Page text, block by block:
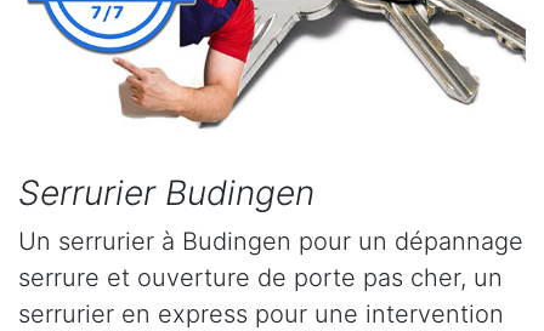
Serrurier Budingen
Un serrurier à Budingen pour un dépannage
serrure et ouverture de porte pas cher, un
serrurier en express pour une intervention